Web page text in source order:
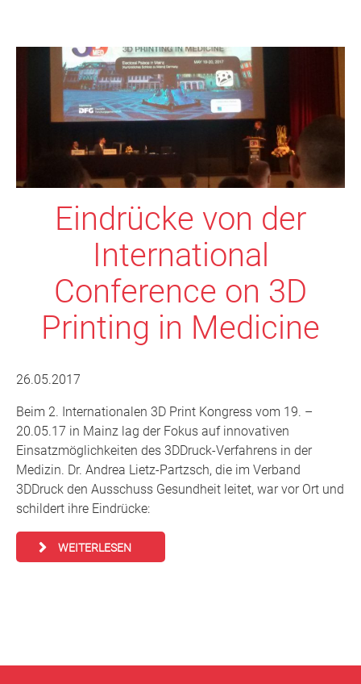
Eindrücke von der
International
Conference on 3D
Printing in Medicine
26.05.2017
Beim 2. Internationalen 3D Print Kongress vom 19. –
20.05.17 in Mainz lag der Fokus auf innovativen
Einsatzmöglichkeiten des 3DDruck-Verfahrens in der
Medizin. Dr. Andrea Lietz-Partzsch, die im Verband
3DDruck den Ausschuss Gesundheit leitet, war vor Ort und
schildert ihre Eindrücke:
WEITERLESEN